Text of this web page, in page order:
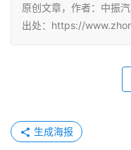
原创文章，作者：中振
出处：https://
生成海报